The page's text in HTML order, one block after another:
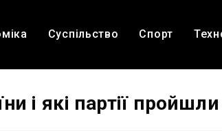
Суспільство Спорт
і які партії